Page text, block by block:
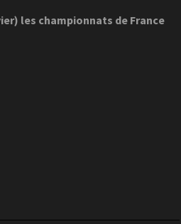
les championnats de France